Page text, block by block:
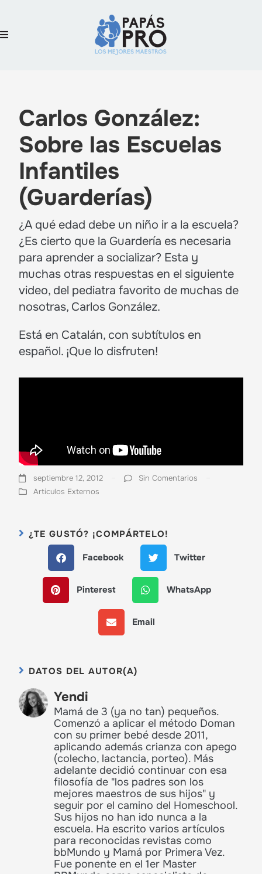
Carlos González:
Sobre las Escuelas
Infantiles
(Guarderías)
¿A qué edad debe un niño ir a la escuela?
¿Es cierto que la Guardería es necesaria
para aprender a socializar? Esta y
muchas otras respuestas en el siguiente
video, del pediatra favorito de muchas de
nosotras, Carlos González.
Está en Catalán, con subtítulos en
español. ¡Que lo disfruten!
septiembre 12, 2012
Sin Comentarios
Artículos Externos
¿TE GUSTÓ? ¡COMPÁRTELO!
Facebook
Twitter
Pinterest WhatsApp
Email
DATOS DEL AUTOR(A)
Yendi
Mamá de 3 (ya no tan) pequeños.
Comenzó a aplicar el método Doman
con su primer bebé desde 2011,
aplicando además crianza con apego
(colecho, lactancia, porteo). Más
adelante decidió continuar con esa
filosofía de "los padres son los
mejores maestros de sus hijos" y
seguir por el camino del Homeschool.
Sus hijos no han ido nunca a la
escuela. Ha escrito varios artículos
para reconocidas revistas como
bbMundo y Mamá por Primera Vez.
Fue ponente en el 1er Master